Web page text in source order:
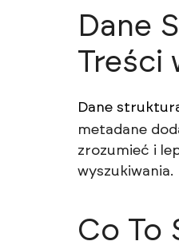
Dane
Treści
Dane
metadane
zrozumieć i
wyszukiwania.
Co To